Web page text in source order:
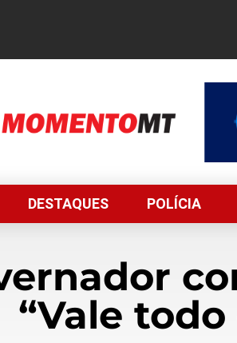
DESTAQUES POLÍCIA
“Vale